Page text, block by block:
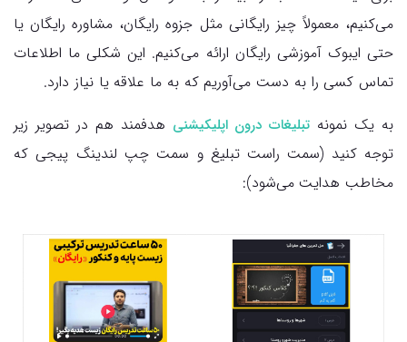
می‌کنیم، معمولاً چیز رایگانی مثل جزوه رایگان، مشاوره رایگان یا
حتی ایبوک آموزشی رایگان ارائه می‌کنیم. این شکلی ما اطلاعات
تماس کسی را به دست می‌آوریم که به ما علاقه یا نیاز دارد.
به یک نمونه تبلیغات درون اپلیکیشنی هدفمند هم در تصویر زیر
توجه کنید (سمت راست تبلیغ و سمت چپ لندینگ پیجی که
مخاطب هدایت می‌شود):